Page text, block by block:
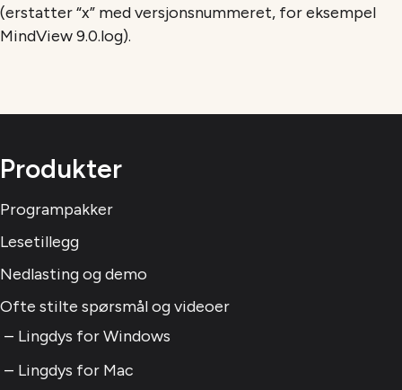
(erstatter “x” med versjonsnummeret, for eksempel
MindView 9.0.log).
Produkter
Programpakker
Lesetillegg
Nedlasting og demo
Ofte stilte spørsmål og videoer
Lingdys for Windows
Lingdys for Mac